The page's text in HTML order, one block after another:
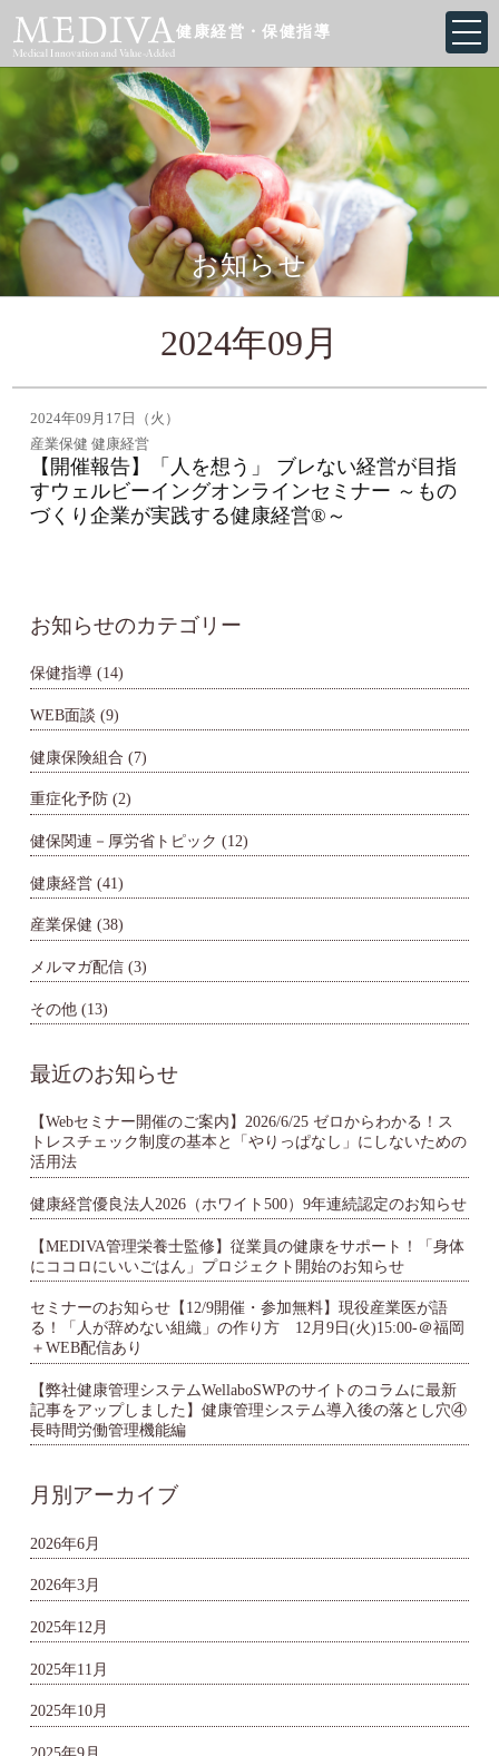
健康経営・保健指導
お知らせ
2024年09月
2024年09月17日（火）
産業保健 健康経営
【開催報告】「人を想う」 ブレない経営が目指
すウェルビーイングオンラインセミナー ～もの
づくり企業が実践する健康経営®～
お知らせのカテゴリー
保健指導 (14)
WEB面談 (9)
健康保険組合 (7)
重症化予防 (2)
健保関連－厚労省トピック (12)
健康経営 (41)
産業保健 (38)
メルマガ配信 (3)
その他 (13)
最近のお知らせ
【Webセミナー開催のご案内】2026/6/25 ゼロからわかる！ス
トレスチェック制度の基本と「やりっぱなし」にしないための
活用法
健康経営優良法人2026（ホワイト500）9年連続認定のお知らせ
【MEDIVA管理栄養士監修】従業員の健康をサポート！「身体
にココロにいいごはん」プロジェクト開始のお知らせ
セミナーのお知らせ【12/9開催・参加無料】現役産業医が語
る！「人が辞めない組織」の作り方 12月9日(火)15:00-＠福岡
＋WEB配信あり
【弊社健康管理システムWellaboSWPのサイトのコラムに最新
記事をアップしました】健康管理システム導入後の落とし穴④
長時間労働管理機能編
月別アーカイブ
2026年6月
2026年3月
2025年12月
2025年11月
2025年10月